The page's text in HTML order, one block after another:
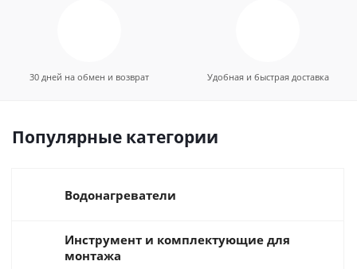
30 дней на обмен и возврат Удобная и быстрая доставка
Популярные категории
Водонагреватели
Инструмент и комплектующие для
монтажа